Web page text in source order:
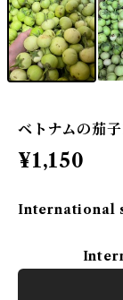
ベトナムの茄
¥1,150
International